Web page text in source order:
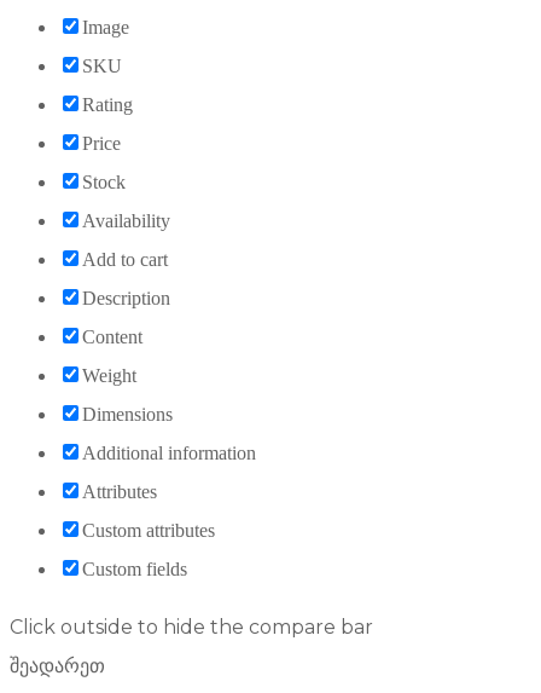
Image
SKU
Rating
Price
Stock
Availability
Add to cart
Description
Content
Weight
Dimensions
Additional information
Attributes
Custom attributes
Custom fields
Click outside to hide the compare bar
შეადარეთ